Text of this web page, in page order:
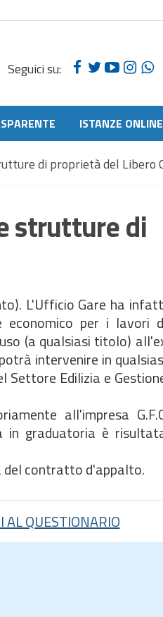
Seguici su:
ISTANZE ONLINE
di proprietà del Libero
strutture di
L'Ufficio Gare ha
economico per i lavori
(a qualsiasi titolo)
intervenire in
Settore Edilizia e
all'impresa
in graduatoria è
del contratto d'appalto.
AL QUESTIONARIO